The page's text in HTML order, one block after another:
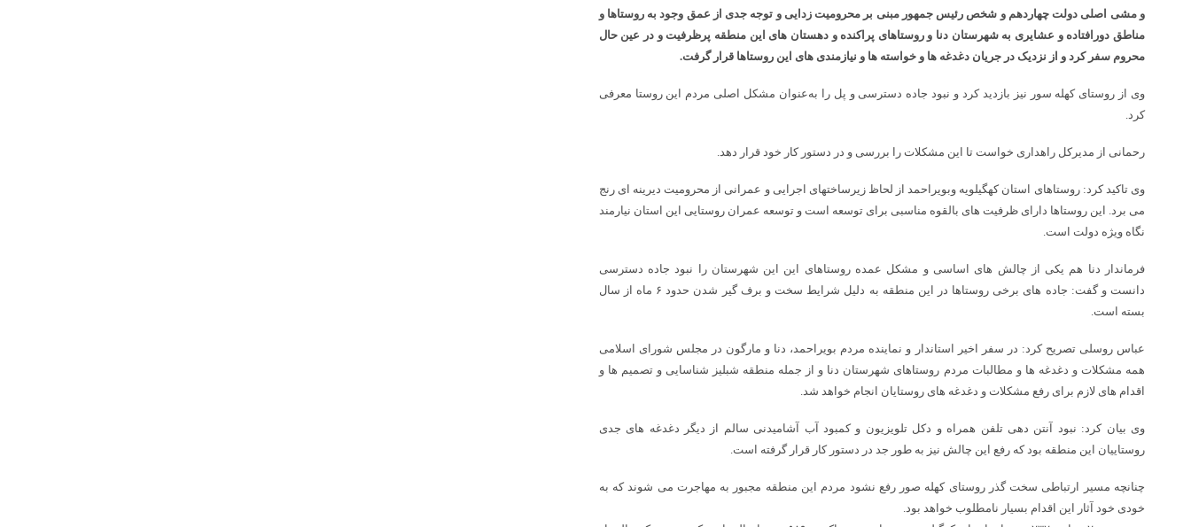
و مشی اصلی دولت چهاردهم و شخص رئیس جمهور مبنی بر محرومیت زدایی و توجه جدی از عمق وجود به روستاها و
مناطق دورافتاده و عشایری به شهرستان دنا و روستاهای پراکنده و دهستان های این منطقه پرظرفیت و در عین حال
محروم سفر کرد و از نزدیک در جریان دغدغه ها و خواسته ها و نیازمندی های این روستاها قرار گرفت.
وی از روستای کهله سور نیز بازدید کرد و نبود جاده دسترسی و پل را به‌عنوان مشکل اصلی مردم این روستا معرفی
کرد.
رحمانی از مدیرکل راهداری خواست تا این مشکلات را بررسی و در دستور کار خود قرار دهد.
وی تاکید کرد: روستاهای استان کهگیلویه وبویراحمد از لحاظ زیرساختهای اجرایی و عمرانی از محرومیت دیرینه ای رنج
می برد. این روستاها دارای ظرفیت های بالقوه مناسبی برای توسعه است و توسعه عمران روستایی این استان نیارمند
نگاه ویژه دولت است.
فرماندار دنا هم یکی از چالش های اساسی و مشکل عمده روستاهای این این شهرستان را نبود جاده دسترسی
دانست و گفت: جاده های برخی روستاها در این منطقه به دلیل شرایط سخت و برف گیر شدن حدود ۶ ماه از سال
بسته است.
عباس روسلی تصریح کرد: در سفر اخیر استاندار و نماینده مردم بویراحمد، دنا و مارگون در مجلس شورای اسلامی
همه مشکلات و دغدغه ها و مطالبات مردم روستاهای شهرستان دنا و از جمله منطقه شبلیز شناسایی و تصمیم ها و
اقدام های لازم برای رفع مشکلات و دغدغه های روستایان انجام خواهد شد.
وی بیان کرد: نبود آنتن دهی تلفن همراه و دکل تلویزیون و کمبود آب آشامیدنی سالم از دیگر دغدغه های جدی
روستاییان این منطقه بود که رفع این چالش نیز به طور جد در دستور کار قرار گرفته است.
چنانچه مسیر ارتباطی سخت گذر روستای کهله صور رفع نشود مردم این منطقه مجبور به مهاجرت می شوند که به
خودی خود آثار این اقدام بسیار نامطلوب خواهد بود.